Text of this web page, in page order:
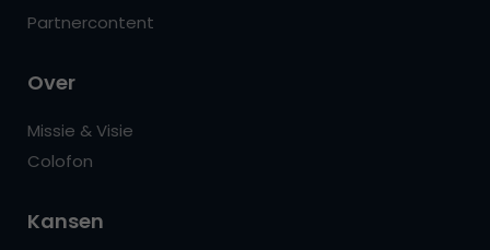
Partnercontent
Over
Missie & Visie
Colofon
Kansen